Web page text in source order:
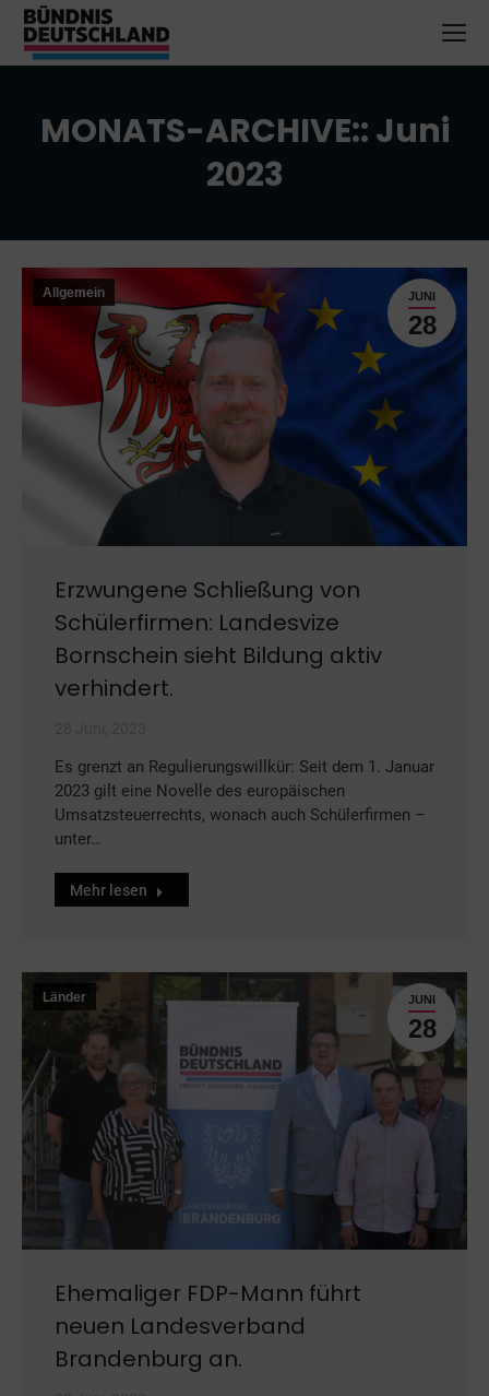
MONATS-ARCHIVE::Juni
2023
JUNI
28
Allgemein
Erzwungene Schließung von
Schülerfirmen: Landesvize
Bornschein sieht Bildung aktiv
verhindert.
Es grenzt an Regulierungswillkür: Seit dem 1. Januar
2023 gilt eine Novelle des europäischen
Umsatzsteuerrechts, wonach auch Schülerfirmen –
unter…
Mehr lesen
JUNI
28
Länder
Ehemaliger FDP-Mann führt
neuen Landesverband
Brandenburg an.